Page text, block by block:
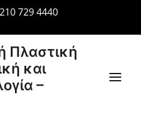
210 729 4440
Πλαστική
και
–